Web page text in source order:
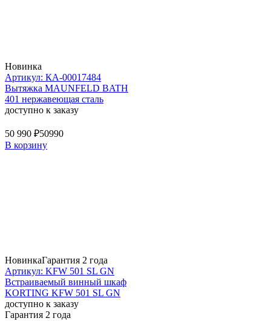
Новинка
Артикул: КА-00017484
Вытяжка MAUNFELD BATH
401 нержавеющая сталь
доступно к заказу
50 990 ₽50990
В корзину
НовинкаГарантия 2 года
Артикул: KFW 501 SL GN
Встраиваемый винный шкаф
KORTING KFW 501 SL GN
доступно к заказу
Гарантия 2 года